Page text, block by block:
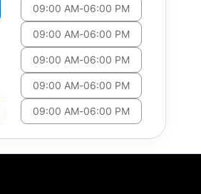
09:00 AM-06:00 PM
09:00 AM-06:00 PM
09:00 AM-06:00 PM
09:00 AM-06:00 PM
09:00 AM-06:00 PM